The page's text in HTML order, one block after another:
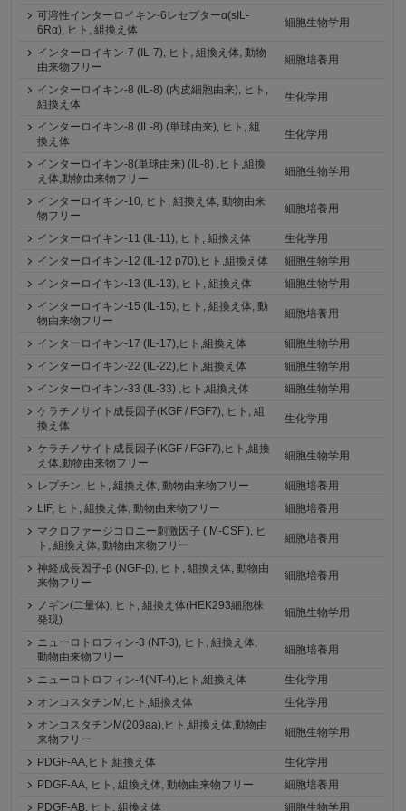
可溶性インターロイキン-6レセプターα(sIL-
6Rα), ヒト, 組換え体
細胞生物学用
インターロイキン-7 (IL-7), ヒト, 組換え体, 動物
由来物フリー
細胞培養用
インターロイキン-8 (IL-8) (内皮細胞由来), ヒト,
組換え体
生化学用
インターロイキン-8 (IL-8) (単球由来), ヒト, 組
換え体
生化学用
インターロイキン-8(単球由来) (IL-8) ,ヒト,組換
え体,動物由来物フリー
細胞生物学用
インターロイキン-10, ヒト, 組換え体, 動物由来
物フリー
細胞培養用
インターロイキン-11 (IL-11), ヒト, 組換え体
生化学用
インターロイキン-12 (IL-12 p70),ヒト,組換え体
細胞生物学用
インターロイキン-13 (IL-13), ヒト, 組換え体
細胞生物学用
インターロイキン-15 (IL-15), ヒト, 組換え体, 動
物由来物フリー
細胞培養用
インターロイキン-17 (IL-17),ヒト,組換え体
細胞生物学用
インターロイキン-22 (IL-22),ヒト,組換え体
細胞生物学用
インターロイキン-33 (IL-33) ,ヒト,組換え体
細胞生物学用
ケラチノサイト成長因子(KGF / FGF7), ヒト, 組
換え体
生化学用
ケラチノサイト成長因子(KGF / FGF7),ヒト,組換
え体,動物由来物フリー
細胞生物学用
レプチン, ヒト, 組換え体, 動物由来物フリー
細胞培養用
LIF, ヒト, 組換え体, 動物由来物フリー
細胞培養用
マクロファージコロニー刺激因子 ( M-CSF ), ヒ
ト, 組換え体, 動物由来物フリー
細胞培養用
神経成長因子-β (NGF-β), ヒト, 組換え体, 動物由
来物フリー
細胞培養用
ノギン(二量体), ヒト, 組換え体(HEK293細胞株
発現)
細胞生物学用
ニューロトロフィン-3 (NT-3), ヒト, 組換え体,
動物由来物フリー
細胞培養用
ニューロトロフィン-4(NT-4),ヒト,組換え体
生化学用
オンコスタチンM,ヒト,組換え体
生化学用
オンコスタチンM(209aa),ヒト,組換え体,動物由
来物フリー
細胞生物学用
PDGF-AA,ヒト,組換え体
生化学用
PDGF-AA, ヒト, 組換え体, 動物由来物フリー
細胞培養用
PDGF-AB, ヒト, 組換え体
細胞生物学用